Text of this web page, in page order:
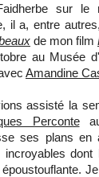
sur le
il a, entre
de mon film
au Musée
Amandine
assisté la
Perconteau
ses plans en
incroyables
époustouflante.